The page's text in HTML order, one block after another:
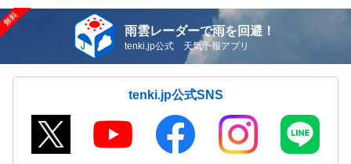
雨雲レーダーで雨を回避！
tenki.jp公式 天気予報アプリ
tenki.jp公式SNS